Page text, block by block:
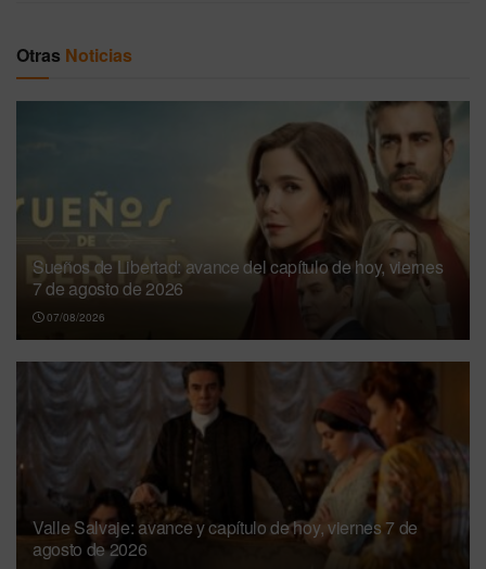
Otras Noticias
Sueños de Libertad: avance del capítulo de hoy, viernes
7 de agosto de 2026
07/08/2026
Valle Salvaje: avance y capítulo de hoy, viernes 7 de
agosto de 2026